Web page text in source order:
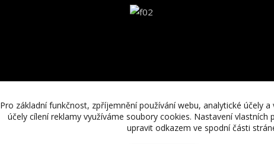
Pro základní funkčnost, zpříjemnění používání webu, analytické účely
účely cílení reklamy využíváme soubory cookies. Nastavení
upravit odkazem ve spodní části